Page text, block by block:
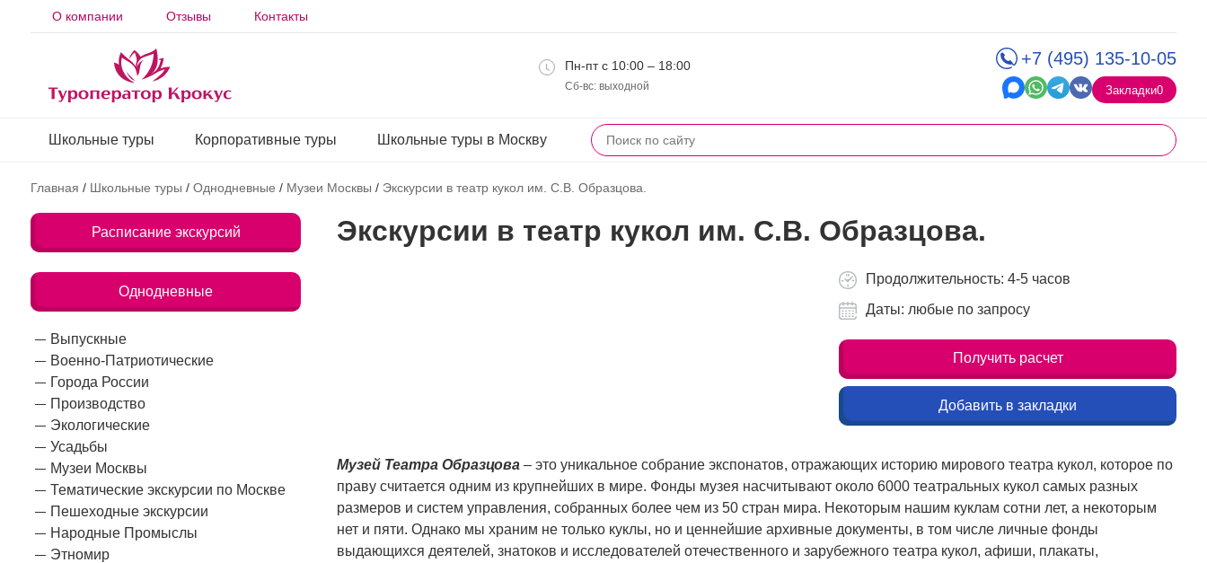
О компании Отзывы Контакты
Пн-пт с 10:00 – 18:00
Сб-вс: выходной
+7 (495) 135-10-05
Закладки0
Школьные туры Корпоративные туры Школьные туры в Москву
Главная / Школьные туры / Однодневные / Музеи Москвы / Экскурсии в театр кукол им. С.В. Образцова.
Расписание экскурсий
Однодневные
Выпускные
Военно-Патриотические
Города России
Производство
Экологические
Усадьбы
Музеи Москвы
Тематические экскурсии по Москве
Пешеходные экскурсии
Народные Промыслы
Этномир
Экскурсии в театр кукол им. С.В. Образцова.
Продолжительность: 4-5 часов
Даты: любые по запросу
Получить расчет
Добавить в закладки
Музей Театра Образцова – это уникальное собрание экспонатов, отражающих историю мирового театра кукол, которое по
праву считается одним из крупнейших в мире. Фонды музея насчитывают около 6000 театральных кукол самых разных
размеров и систем управления, собранных более чем из 50 стран мира. Некоторым нашим куклам сотни лет, а некоторым
нет и пяти. Однако мы храним не только куклы, но и ценнейшие архивные документы, в том числе личные фонды
выдающихся деятелей, знатоков и исследователей отечественного и зарубежного театра кукол, афиши, плакаты,